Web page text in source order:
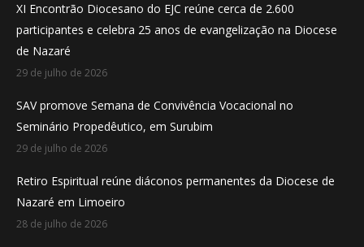
XI Encontrão Diocesano do EJC reúne cerca de 2.600
participantes e celebra 25 anos de evangelização na Diocese
de Nazaré
29 de julho de 2026
SAV promove Semana de Convivência Vocacional no
Seminário Propedêutico, em Surubim
29 de julho de 2026
Retiro Espiritual reúne diáconos permanentes da Diocese de
Nazaré em Limoeiro
28 de julho de 2026